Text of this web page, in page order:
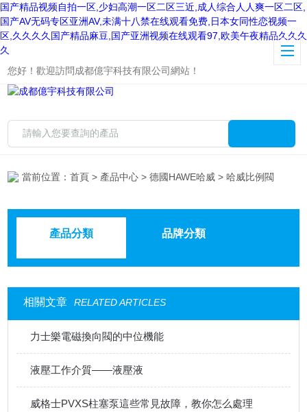
国产精品视频自拍一区,少妇高潮一区二区三近,成人综合人人爽一区二区,
国产AV无码专区亚洲AV,未满十八禁在线观看免费,日本女同性恋视频一
区,久久久久国产精品麻豆,国产亚洲视频在线观看97,欧美午夜精品久久久
久
您好！歡迎訪問成都億宇科技有限公司網站！
當前位置：首頁 > 產品中心 >德國HAWE哈威 > 哈威比例閥
產品分類 品牌分類
相關文章 RELATED ARTICLES
力士樂電磁換向閥的中位機能
液壓工作介質——液壓液
威格士PVXS柱塞泵這些常見故障，教你怎么處理